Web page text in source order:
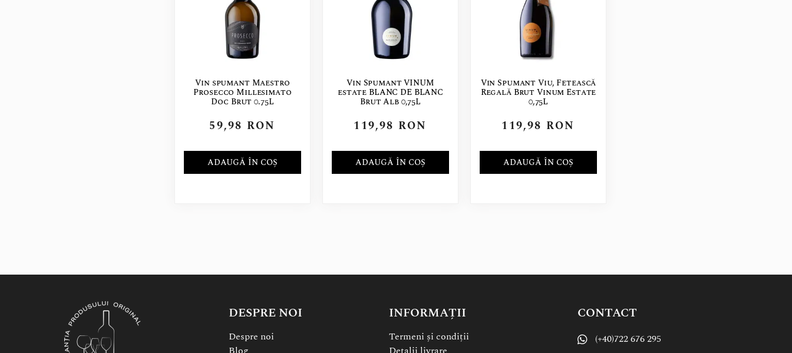
Vin spumant Maestro
Prosecco Millesimato
Doc Brut 0.75L
59,98 RON
ADAUGĂ ÎN COȘ
Vin Spumant VINUM
estate BLANC DE BLANC
Brut Alb 0,75L
119,98 RON
ADAUGĂ ÎN COȘ
Vin Spumant Viu, Fetească
Regală Brut Vinum Estate
0,75L
119,98 RON
ADAUGĂ ÎN COȘ
DESPRE NOI
Despre noi
INFORMAȚII
Termeni și condiții
CONTACT
(+40)722 676 295